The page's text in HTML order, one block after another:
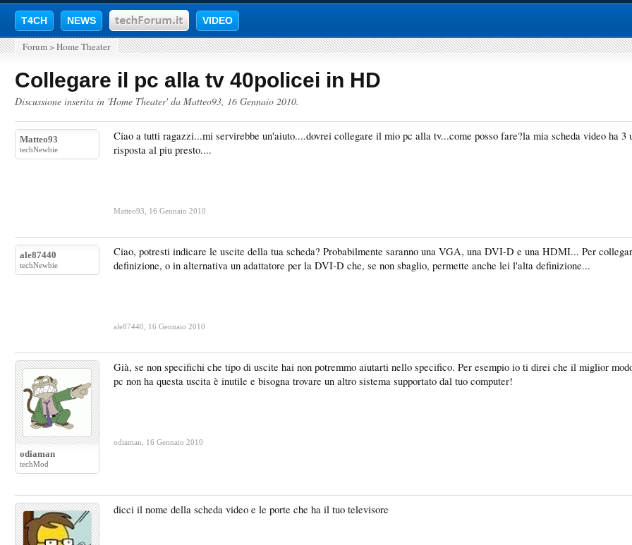
T4CH NEWS VIDEO
Forum > Home Theater
Collegare il pc alla tv 40policei in HD
Discussione inserita in 'Home Theater' da Matteo93, 16 Gennaio 2010.
Matteo93
techNewbie
Ciao a tutti ragazzi...mi servirebbe un'aiuto....dovrei collegare il mio pc alla tv...come posso fare?la mia scheda video ha
risposta al piu presto....
Matteo93 16 Gennaio 2010
ale87440
techNewbie
Ciao, potresti indicare le uscite della tua scheda? Probabilmente saranno una VGA, una DVI-D e una HDMI... Per
definizione, o in alternativa un adattatore per la DVI-D che, se non sbaglio, permette anche lei l'alta definizione...
ale87440 16 Gennaio 2010
odiaman
techMod
Già, se non specifichi che tipo di uscite hai non potremmo aiutarti nello specifico. Per esempio io ti direi che il miglior
pc non ha questa uscita è inutile e bisogna trovare un altro sistema supportato dal tuo computer!
odiaman 16 Gennaio 2010
dicci il nome della scheda video e le porte che ha il tuo televisore